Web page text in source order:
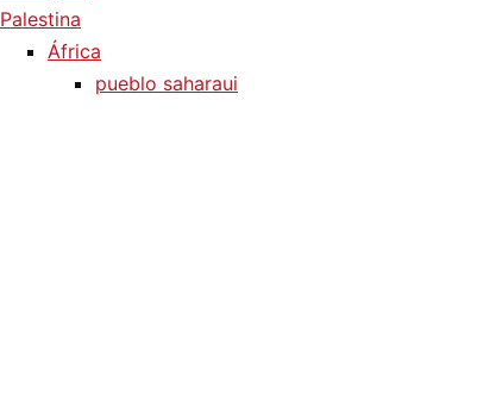
Palestina
África
pueblo saharaui